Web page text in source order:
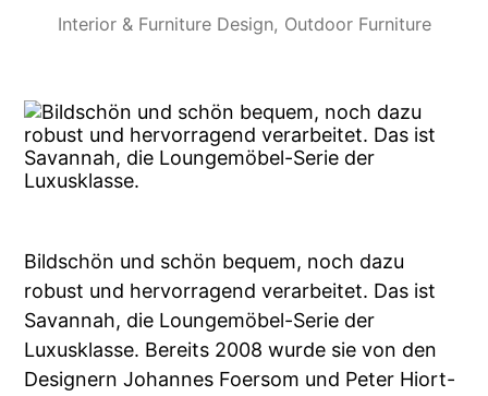
Interior & Furniture Design, Outdoor Furniture
Bildschön und schön bequem, noch dazu
robust und hervorragend verarbeitet. Das ist
Savannah, die Loungemöbel-Serie der
Luxusklasse. Bereits 2008 wurde sie von den
Designern Johannes Foersom und Peter Hiort-